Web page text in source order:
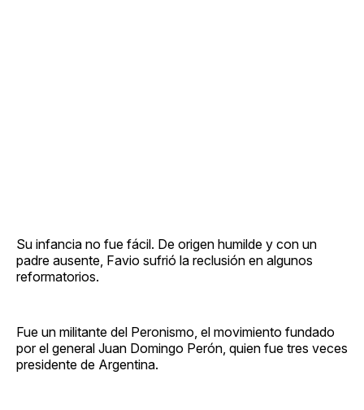
Su infancia no fue fácil. De origen humilde y con un
padre ausente, Favio sufrió la reclusión en algunos
reformatorios.
Fue un militante del Peronismo, el movimiento fundado
por el general Juan Domingo Perón, quien fue tres veces
presidente de Argentina.